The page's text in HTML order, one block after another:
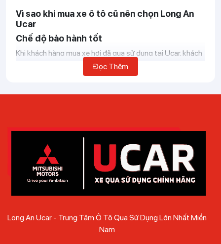
Vì sao khi mua xe ô tô cũ nên chọn Long An
Ucar
Chế độ bảo hành tốt
Khi khách hàng mua xe hơi đã qua sử dụng tại Ucar, khách
hàng sẽ nhận được bảo hành 1 năm hoặc 20.000km,
trong trường hợp xe ô tô vẫn còn bảo hành tại hãng,
Kiểm định chặt chẽ
Việc thu mua xe ô tô cũ đều phải trải qua các bước kiểm
tra nghiêm ngặt. Từng công đoạn đều được các chuyên
gia đối chiếu giấy tờ xác minh lịch sử xe, đảm bảo xe bán ra
phải có số khung, số máy trùng với giấy tờ pháp lý. Động
đảm bảo chiếc xe đạt đủ điều kiện tham gia vận hành.
Khung xe, gầm xe phải được kiểm tra đảm bảo xe chưa
Đọc Thêm
Long An Ucar - Trung Tâm Ô Tô Qua Sử Dụng Lớn Nhất Miền
Nam